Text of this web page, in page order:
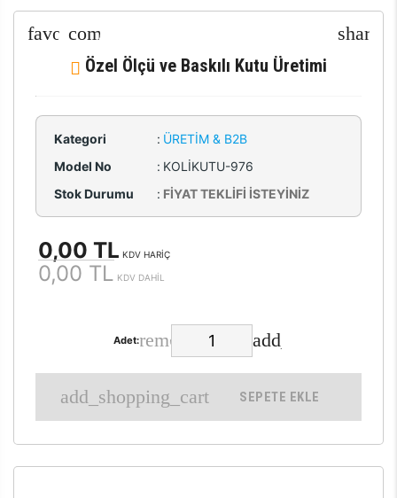
Özel Ölçü ve Baskılı Kutu Üretimi
Kategori : ÜRETIM & B2B
Model No
: KOLİKUTU-976
Stok Durumu
: FİYAT TEKLİFİ İSTEYİNİZ
0,00 TL KDV HARİÇ
0,00 TL KDV DAHİL
Adet:
SEPETE EKLE